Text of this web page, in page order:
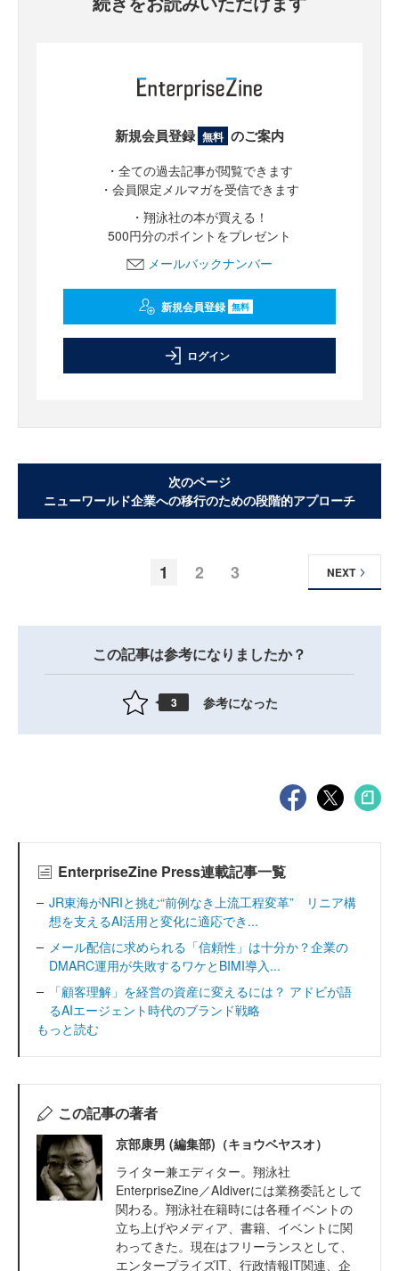
新規会員登録 無料 のご案内
・全ての過去記事が閲覧できます
・会員限定メルマガを受信できます
・翔泳社の本が買える！
500円分のポイントをプレゼント
メールバックナンバー
新規会員登録 無料
ログイン
次のページ
ニューワールド企業への移行のための段階的アプローチ
1 2 3 NEXT
この記事は参考になりましたか？
3 参考になった
EnterpriseZine Press連載記事一覧
JR東海がNRIと挑む“前例なき上流工程変革” リニア構
想を支えるAI活用と変化に適応でき...
メール配信に求められる「信頼性」は十分か？企業の
DMARC運用が失敗するワケとBIMI導入...
「顧客理解」を経営の資産に変えるには？ アドビが語
るAIエージェント時代のブランド戦略
もっと読む
この記事の著者
京部康男 (編集部)（キョウベヤスオ）
ライター兼エディター。翔泳社
EnterpriseZine／AIdiverには業務委託として
関わる。翔泳社在籍時には各種イベントの
立ち上げやメディア、書籍、イベントに関
わってきた。現在はフリーランスとして、
エンタープライズIT、行政情報IT関連、企